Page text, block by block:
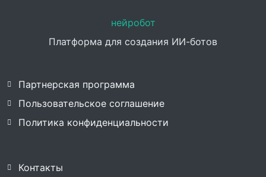
нейробот
Платформа для создания ИИ-ботов
Партнерская программа
Пользовательское соглашение
Политика конфиденциальности
Контакты